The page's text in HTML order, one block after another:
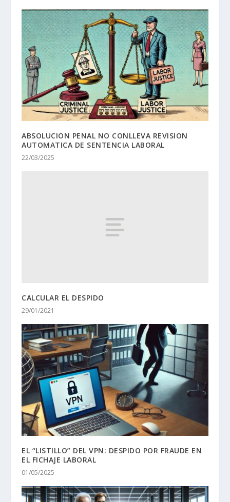
ABSOLUCION PENAL NO CONLLEVA REVISION
AUTOMATICA DE SENTENCIA LABORAL
22/03/2025
CALCULAR EL DESPIDO
29/01/2021
EL “LISTILLO” DEL VPN: DESPIDO POR FRAUDE EN
EL FICHAJE LABORAL
01/05/2025